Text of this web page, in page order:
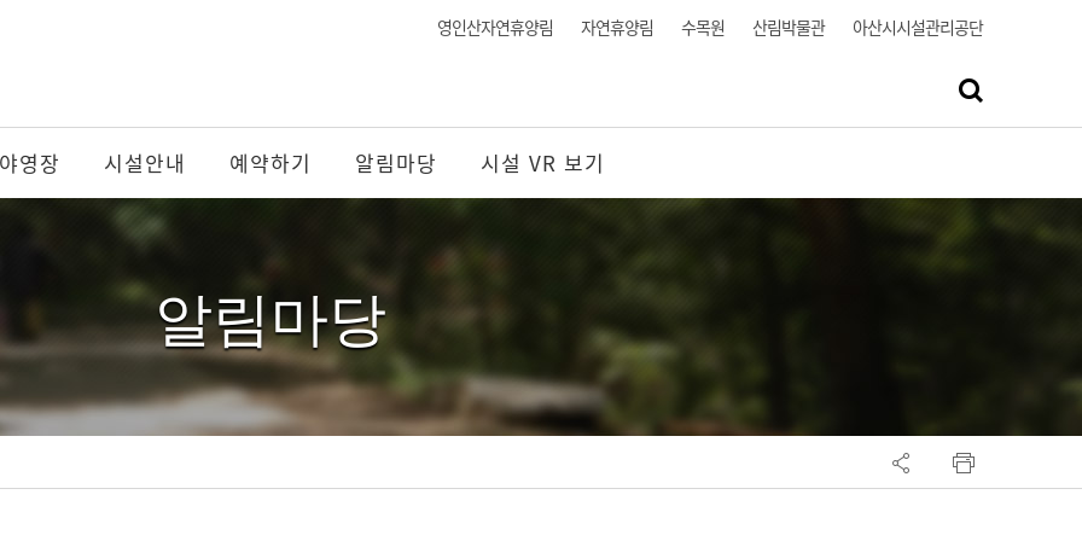
영인산자연휴양림 자연휴양림 수목원 산림박물관 아산시시설관리공단
영장 시설안내 예약하기 알림마당 시설 VR 보기
알림마당